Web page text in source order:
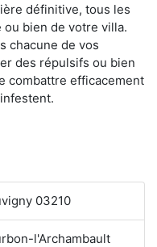
définitive, tous les
bien de votre villa.
chacune de vos
des répulsifs ou bien
combattre efficacement
03210
l'Archambault